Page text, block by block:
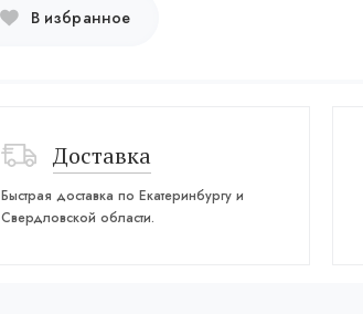
В избранное
Доставка
Быстрая доставка по Екатеринбургу и
Свердловской области.